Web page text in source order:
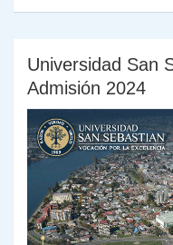
Universidad San
Admisión 2024